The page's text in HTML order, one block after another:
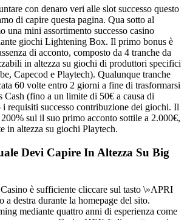
con denaro veri alle slot successo questo
di capire questa pagina. Qua sotto al
una mini assortimento successo casino
giochi Lightening Box. Il primo bonus è
di acconto, composto da 4 tranche da
in altezza su giochi di produttori specifici
Capecod e Playtech). Qualunque tranche
60 volte entro 2 giorni a fine di trasformarsi
Cash (fino a un limite di 50€ a causa di
i requisiti successo contribuzione dei giochi. Il
sul il suo primo acconto sottile a 2.000€,
in altezza su giochi Playtech.
Devi Capire In Altezza Su Big
è sufficiente cliccare sul tasto \»APRI
destra durante la homepage del sito.
mediante quattro anni di esperienza come